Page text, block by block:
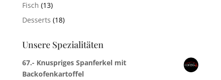
Fisch (13)
Desserts (18)
Unsere Spezialitäten
67.- Knuspriges Spanferkel mit
Backofenkartoffel